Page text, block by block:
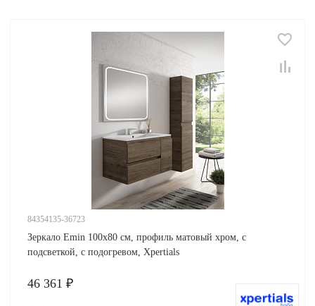
84354135-36723
Зеркало Emin 100х80 см, профиль матовый хром, с
подсветкой, с подогревом, Xpertials
46 361 ₽